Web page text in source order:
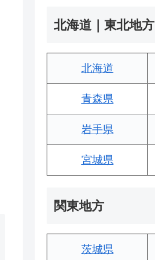
北海道｜東北地方
北海道
青森県
岩手県
宮城県
関東地方
茨城県